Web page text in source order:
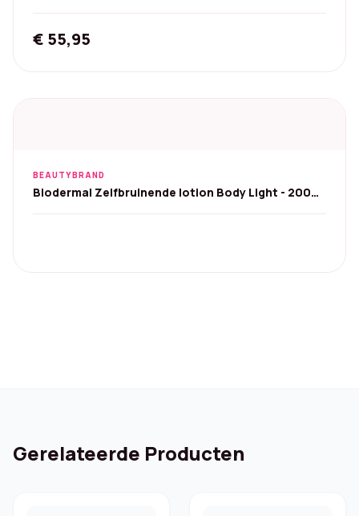
€ 55,95
BEAUTYBRAND
Biodermal Zelfbruinende lotion Body Light - 200
Gerelateerde Producten